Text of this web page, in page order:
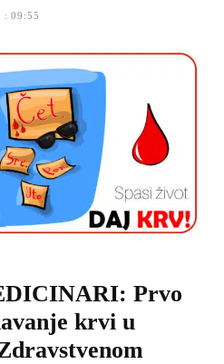
: 09:55
Prvo
krvi u